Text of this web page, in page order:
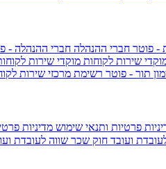
- פוטר חברי ההנהלה חברי ההנהלה -
שירות לקוחות מוקדי שירות
תור - פוטר רשימת מרכזי שירות
פרטיות ותנאי שימוש מדיניות
ועובד חוק שכר שווה לעובדת